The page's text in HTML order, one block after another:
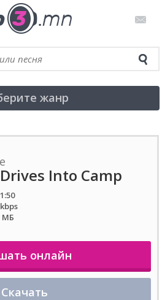
жанр
Into Camp
1:50
МБ
онлайн
Скачать